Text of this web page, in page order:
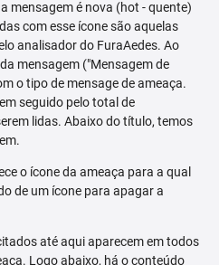
mensagem é nova (hot - quente)
com esse ícone são aquelas
analisador do FuraAedes. Ao
mensagem ("Mensagem de
o tipo de mensage de ameaça.
seguido pelo total de
lidas. Abaixo do título, temos
o ícone da ameaça para a qual
de um ícone para apagar a
até aqui aparecem em todos
Logo abaixo, há o conteúdo